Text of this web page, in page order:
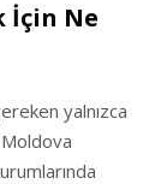
İçin Ne
yalnızca